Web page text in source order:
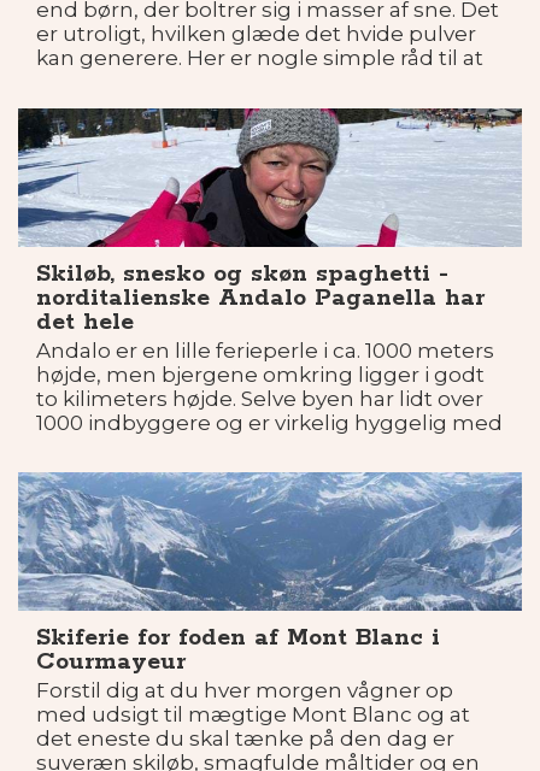
end børn, der boltrer sig i masser af sne. Det
er utroligt, hvilken glæde det hvide pulver
kan generere. Her er nogle simple råd til at
Skiløb, snesko og skøn spaghetti -
norditalienske Andalo Paganella har
det hele
Andalo er en lille ferieperle i ca. 1000 meters
højde, men bjergene omkring ligger i godt
to kilimeters højde. Selve byen har lidt over
1000 indbyggere og er virkelig hyggelig med
campingplads. De fleste kommer hertil om
vinteren.
Skiferie for foden af Mont Blanc i
Courmayeur
Forstil dig at du hver morgen vågner op
med udsigt til mægtige Mont Blanc og at
det eneste du skal tænke på den dag er
suveræn skiløb, smagfulde måltider og en